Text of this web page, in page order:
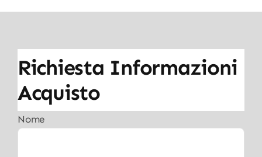
Richiesta Informazioni
Acquisto
Nome